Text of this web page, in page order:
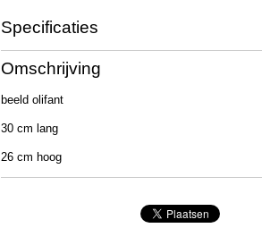
Specificaties
Productcode
Afmetingen (l,b,h)
Omschrijving
beeld olifant
30 cm lang
26 cm hoog